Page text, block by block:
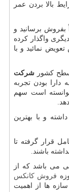
بالا بردن عمر
بفروش برسانید و
واگذار کرده
نمائید و با
سطح کشور شرکت
بودن تجربه
است سهم
و با بهترین
قرار گرفته تا
باشند.
می باشد که از
فروش کانکس
ها از اهمیت